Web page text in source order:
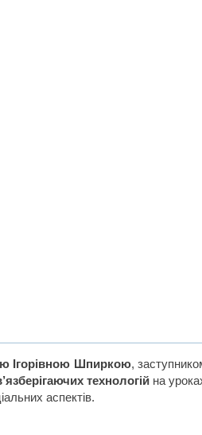
Ігорівною Шпиркою,
технологійна
аспектів.